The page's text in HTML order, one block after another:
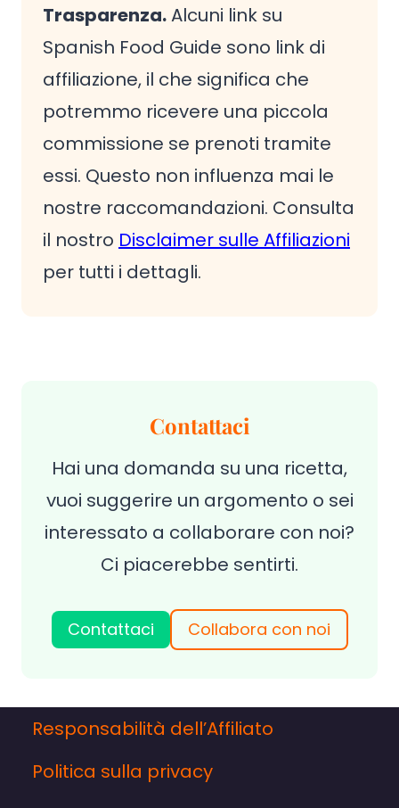
Trasparenza.Alcuni link su
Spanish Food Guide sono link di
affiliazione, il che significa che
potremmo ricevere una piccola
commissione se prenoti tramite
essi. Questo non influenza mai le
nostre raccomandazioni. Consulta
il nostro Disclaimer sulle Affiliazioni
per tutti i dettagli.
Contattaci
Hai una domanda su una ricetta,
vuoi suggerire un argomento o sei
interessato a collaborare con noi?
Ci piacerebbe sentirti.
Contattaci Collabora con noi
Responsabilità dell’Affiliato
Politica sulla privacy